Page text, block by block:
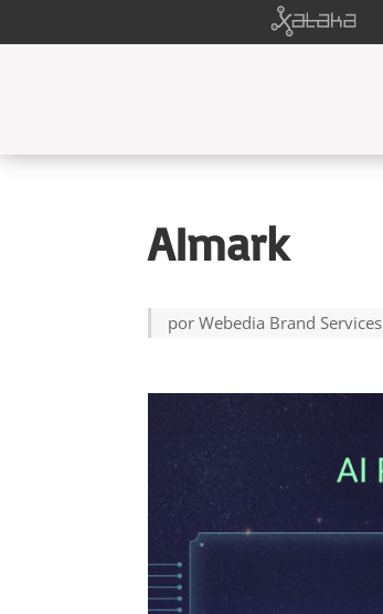
AImark
porWebedia Brand Services